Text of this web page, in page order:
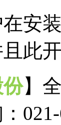
安
此
】